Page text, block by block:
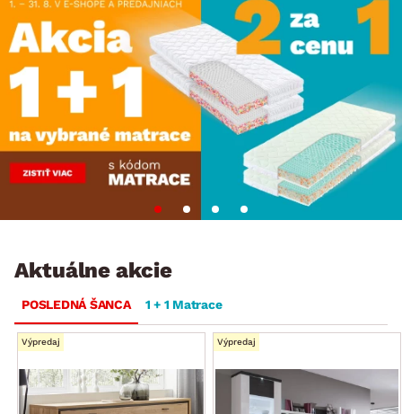
Aktuálne akcie
POSLEDNÁ ŠANCA 1 + 1 Matrace
Výpredaj Výpredaj